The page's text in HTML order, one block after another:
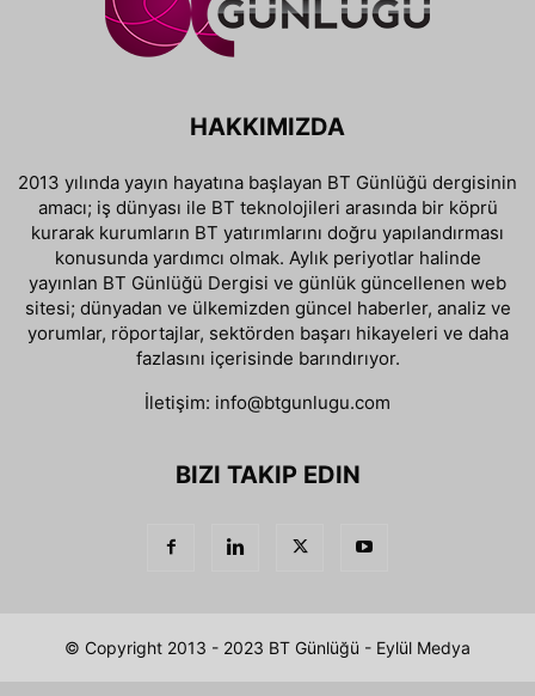
HAKKIMIZDA
2013 yılında yayın hayatına başlayan BT Günlüğü dergisinin
amacı; iş dünyası ile BT teknolojileri arasında bir köprü
kurarak kurumların BT yatırımlarını doğru yapılandırması
konusunda yardımcı olmak. Aylık periyotlar halinde
yayınlan BT Günlüğü Dergisi ve günlük güncellenen web
sitesi; dünyadan ve ülkemizden güncel haberler, analiz ve
yorumlar, röportajlar, sektörden başarı hikayeleri ve daha
fazlasını içerisinde barındırıyor.
İletişim: info@btgunlugu.com
BIZI TAKIP EDIN
© Copyright 2013 - 2023 BT Günlüğü - Eylül Medya